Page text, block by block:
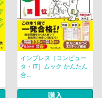
インプレス［コンピュー
タ・IT］ムック かんたん
合...
購入